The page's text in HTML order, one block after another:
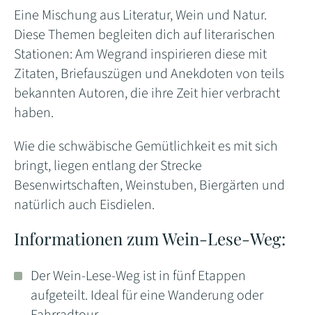
Eine Mischung aus Literatur, Wein und Natur.
Diese Themen begleiten dich auf literarischen
Stationen: Am Wegrand inspirieren diese mit
Zitaten, Briefauszügen und Anekdoten von teils
bekannten Autoren, die ihre Zeit hier verbracht
haben.
Wie die schwäbische Gemütlichkeit es mit sich
bringt, liegen entlang der Strecke
Besenwirtschaften, Weinstuben, Biergärten und
natürlich auch Eisdielen.
Informationen zum Wein-Lese-Weg:
Der Wein-Lese-Weg ist in fünf Etappen
aufgeteilt. Ideal für eine Wanderung oder